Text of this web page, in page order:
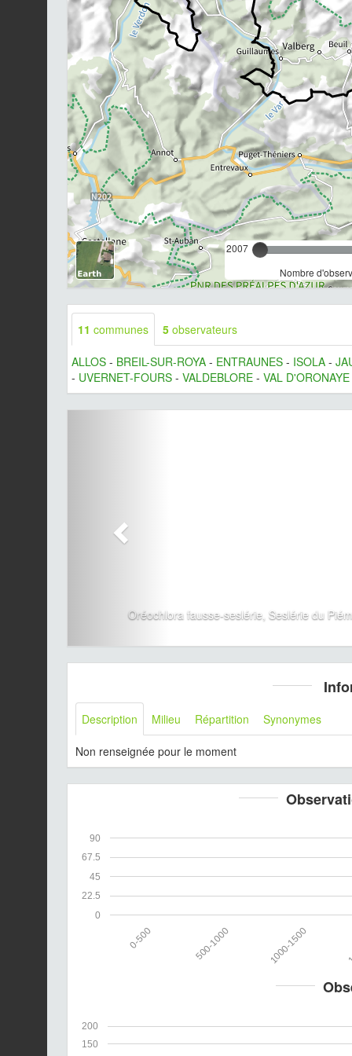
2007
Nombre
11 communes 5 observateurs
ALLOS - BREIL-SUR-ROYA - ENTRAUNES - ISOLA -
- UVERNET-FOURS - VALDEBLORE - VAL D'ORONAYE
Oréochlora fausse-seslérie, Seslérie du
Description Milieu Répartition Synonymes
Non renseignée pour le moment
0
22.5
45
67.5
90
1000-1500
500-1000
0-500
150
200